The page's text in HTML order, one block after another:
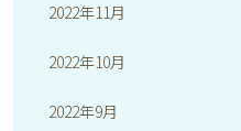
2022年11月
2022年10月
2022年9月